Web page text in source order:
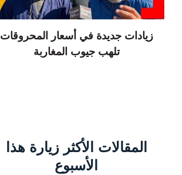
زيادات جديدة في أسعار المحروقات
تلهب جيوب المغاربة
المقالات الأكثر زيارة هذا
الأسبوع